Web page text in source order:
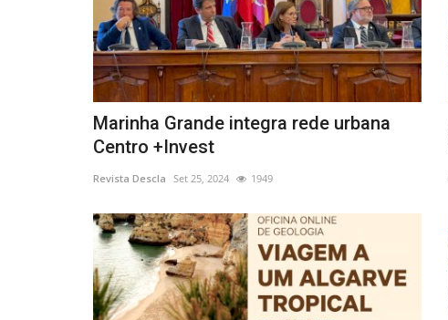
Marinha Grande integra rede urbana
Centro +Invest
Revista Descla Set 25, 2024 1949